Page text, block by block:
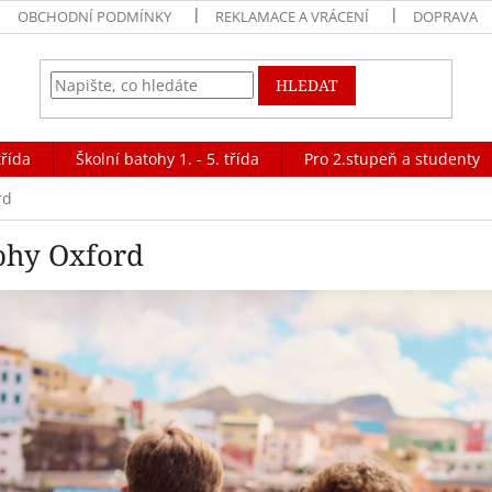
OBCHODNÍ PODMÍNKY REKLAMACE A VRÁCENÍ DOPRAVA
HLEDAT
Školní batohy 1. - 5. třída Pro 2.stupeň a studenty
Oxford